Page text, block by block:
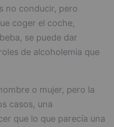
no conducir, pero
coger el coche,
se puede dar
de alcoholemia que
o mujer, pero la
casos, una
que lo que parecía una